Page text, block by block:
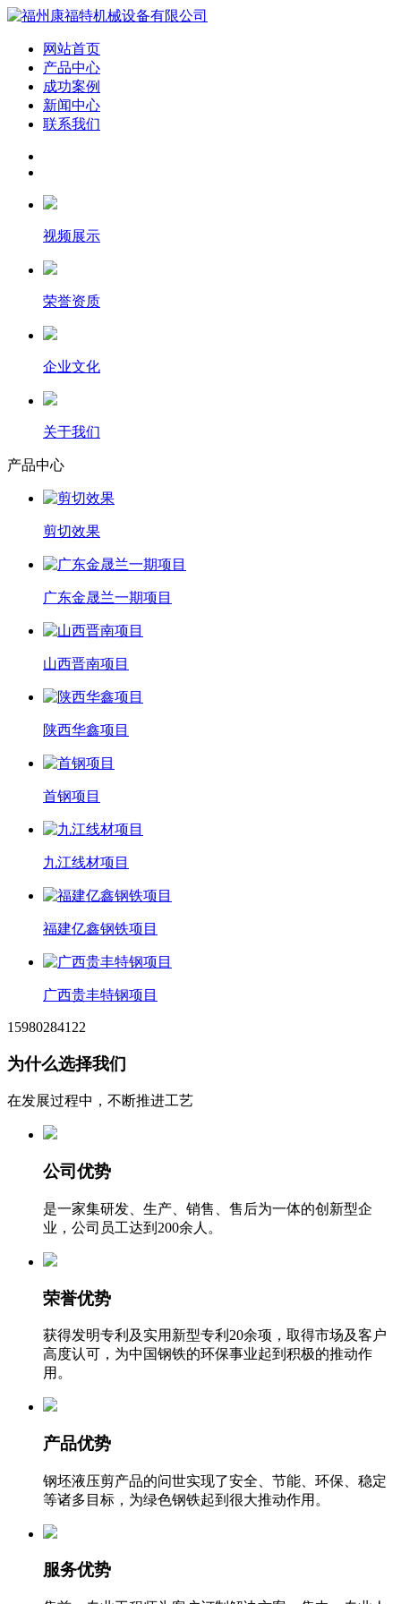
网站首页
产品中心
成功案例
新闻中心
联系我们
视频展示
荣誉资质
企业文化
关于我们
产品中心
剪切效果
广东金晟兰一期项目
山西晋南项目
陕西华鑫项目
首钢项目
九江线材项目
福建亿鑫钢铁项目
广西贵丰特钢项目
15980284122
为什么选择我们
在发展过程中，不断推进工艺
公司优势
是一家集研发、生产、销售、售后为一体的创新型企
业，公司员工达到200余人。
荣誉优势
获得发明专利及实用新型专利20余项，取得市场及客户
高度认可，为中国钢铁的环保事业起到积极的推动作
用。
产品优势
钢坯液压剪产品的问世实现了安全、节能、环保、稳定
等诸多目标，为绿色钢铁起到很大推动作用。
服务优势